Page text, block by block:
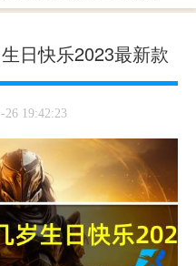
日快乐2023最新款
26 19:42:23